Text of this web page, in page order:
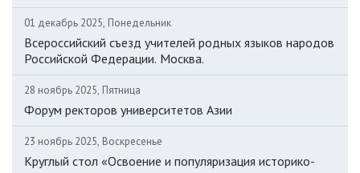
01 декабрь 2025, Понедельник
Всероссийский съезд учителей родных языков народов
Российской Федерации. Москва.
28 ноябрь 2025, Пятница
Форум ректоров университетов Азии
23 ноябрь 2025, Воскресенье
Круглый стол «Освоение и популяризация историко-